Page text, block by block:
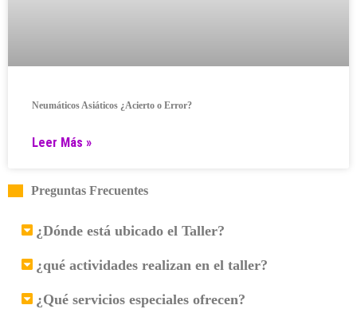
Neumáticos Asiáticos ¿Acierto o Error?
Leer Más »
Preguntas Frecuentes
¿Dónde está ubicado el Taller?
¿qué actividades realizan en el taller?
¿Qué servicios especiales ofrecen?